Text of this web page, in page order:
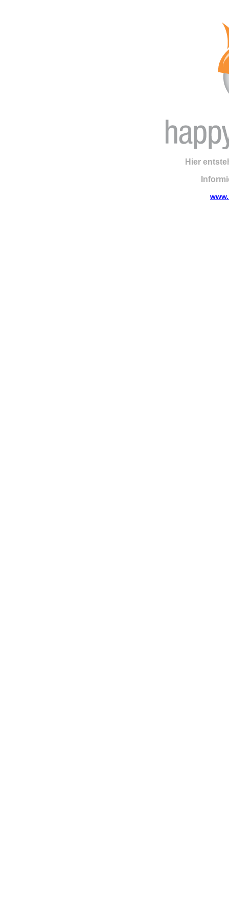
Hier